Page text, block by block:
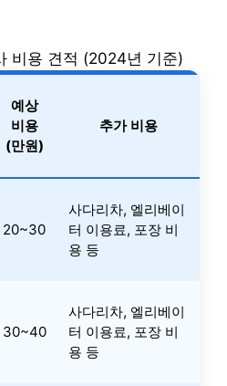
비용 견적 (2024년 기준)
예상
비용
(만원)
추가 비용
20~30
사다리차, 엘리베이
터 이용료, 포장 비
용 등
30~40
사다리차, 엘리베이
터 이용료, 포장 비
용 등